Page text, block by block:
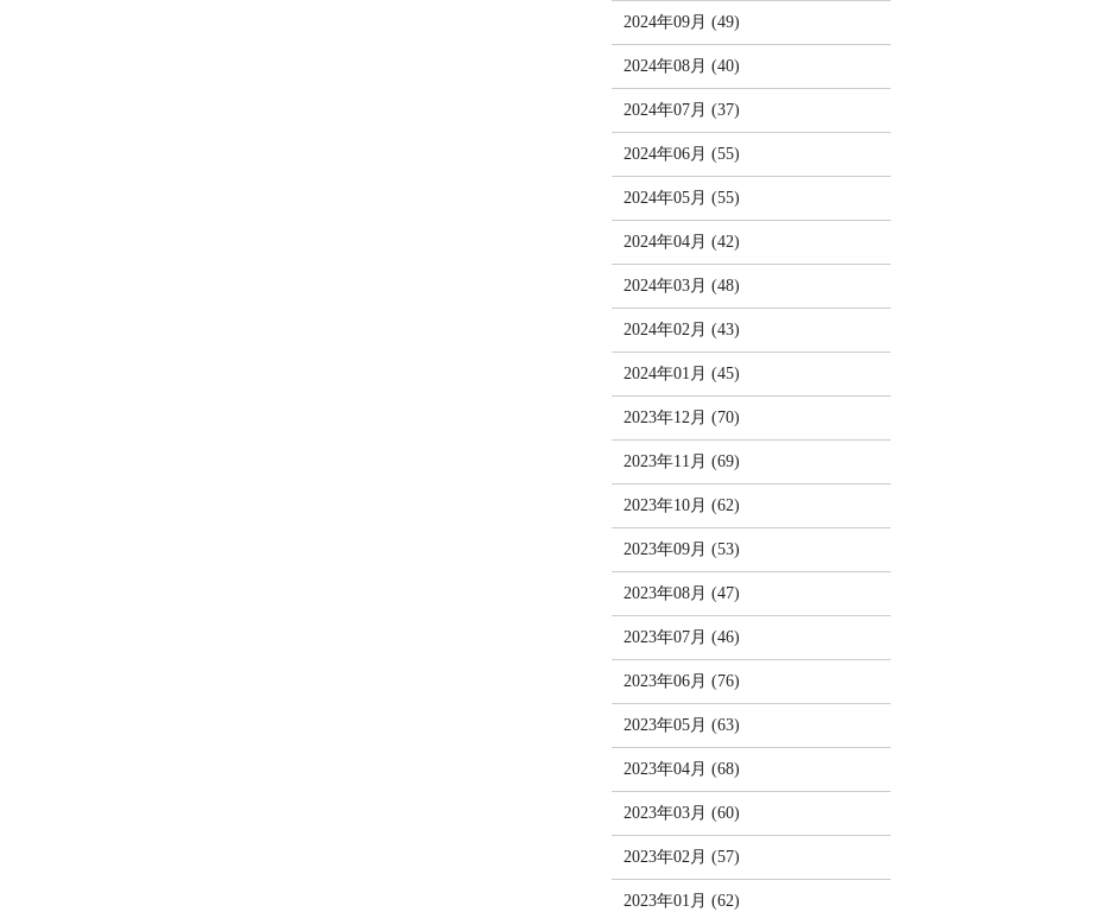
2024年09月 (49)
2024年08月 (40)
2024年07月 (37)
2024年06月 (55)
2024年05月 (55)
2024年04月 (42)
2024年03月 (48)
2024年02月 (43)
2024年01月 (45)
2023年12月 (70)
2023年11月 (69)
2023年10月 (62)
2023年09月 (53)
2023年08月 (47)
2023年07月 (46)
2023年06月 (76)
2023年05月 (63)
2023年04月 (68)
2023年03月 (60)
2023年02月 (57)
2023年01月 (62)